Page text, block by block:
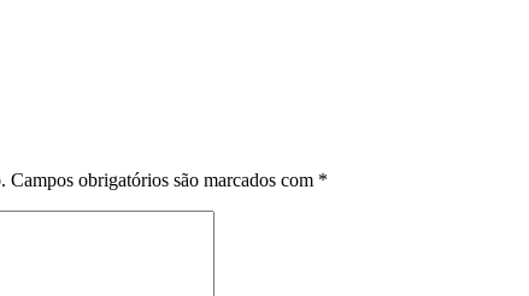
Campos obrigatórios são marcados com *